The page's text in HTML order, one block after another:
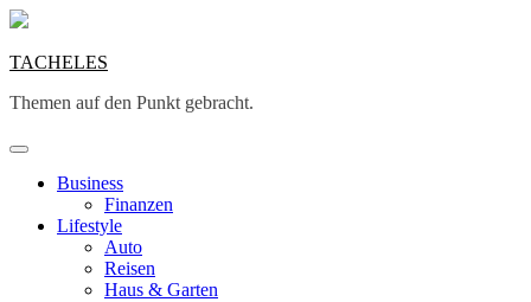
Skip
content
TACHELES
Themen auf den Punkt gebracht.
Business
Finanzen
Lifestyle
Auto
Reisen
Haus & Garten